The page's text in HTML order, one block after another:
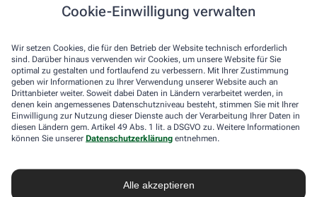
Cookie-Einwilligung verwalten
Wir setzen Cookies, die für den Betrieb der Website technisch erforderlich
sind. Darüber hinaus verwenden wir Cookies, um unsere Website für Sie
optimal zu gestalten und fortlaufend zu verbessern. Mit Ihrer Zustimmung
geben wir Informationen zu Ihrer Verwendung unserer Website auch an
Drittanbieter weiter. Soweit dabei Daten in Ländern verarbeitet werden, in
denen kein angemessenes Datenschutzniveau besteht, stimmen Sie mit Ihrer
Einwilligung zur Nutzung dieser Dienste auch der Verarbeitung Ihrer Daten in
diesen Ländern gem. Artikel 49 Abs. 1 lit. a DSGVO zu. Weitere Informationen
können Sie unserer Datenschutzerklärung entnehmen.
Alle akzeptieren
Bar oder mit einer anderen akzeptierten Zahlungsart Ihrer Apotheke vor Ort.
Lieferarten
Abholung in der Apotheke
Botendienstlieferung
apotheke.com Informationen